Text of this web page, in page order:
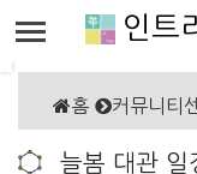
인트
홈 커뮤니티
늘봄 대관 일